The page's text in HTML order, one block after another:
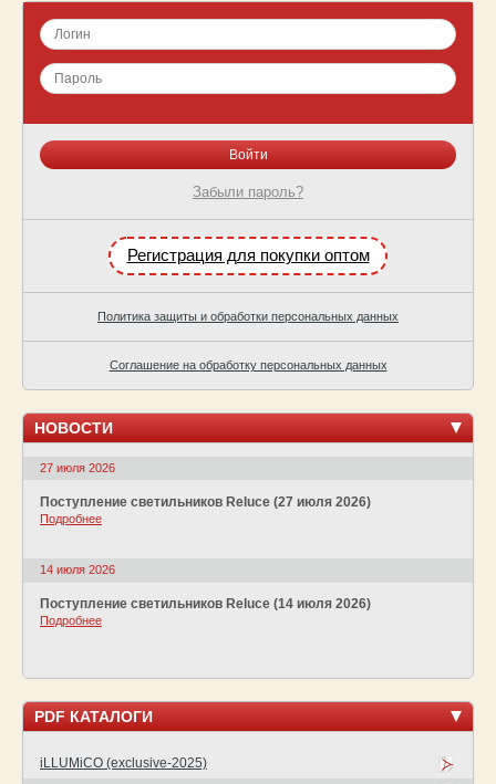
Забыли пароль?
Регистрация для покупки оптом
Политика защиты и обработки персональных данных
Соглашение на обработку персональных данных
НОВОСТИ
27 июля 2026
Поступление светильников Reluce (27 июля 2026)
Подробнее
14 июля 2026
Поступление светильников Reluce (14 июля 2026)
Подробнее
PDF КАТАЛОГИ
iLLUMiCO (exclusive-2025)